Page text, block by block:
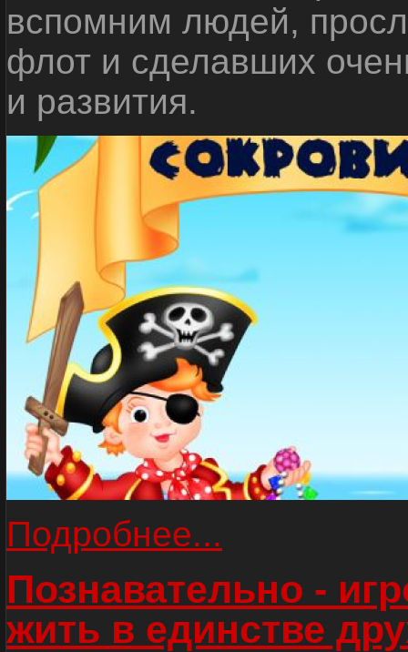
вспомним людей,
флот и сделавших
и развития.
Подробнее...
Познавательно -
жить в единстве